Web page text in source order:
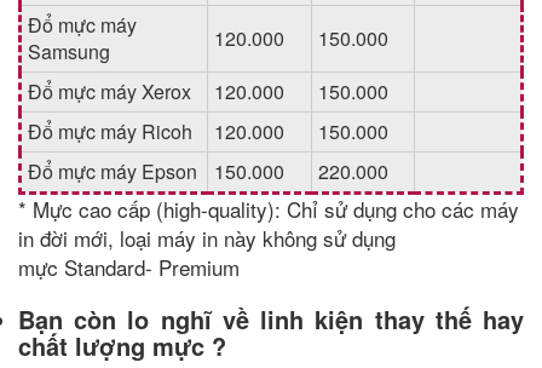
Đổ mực máy
Samsung
120.000
150.000
Đổ mực máy Xerox
120.000
150.000
Đổ mực máy Ricoh
120.000
150.000
Đổ mực máy Epson
150.000 220.000
* Mực cao cấp (high-quality): Chỉ sử dụng cho các máy
in đời mới, loại máy in này không sử dụng
mực Standard- Premium
Bạn còn lo nghĩ về linh kiện thay thế hay
chất lượng mực ?